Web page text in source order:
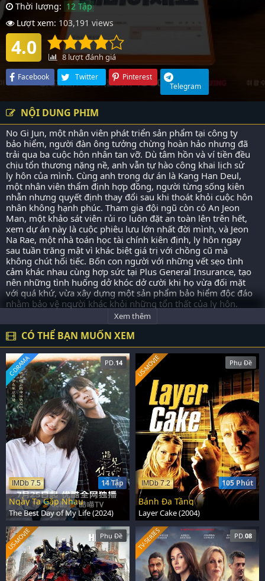
Thời lượng: 12 Tập
Lượt xem: 103,191 views
4.0 8lượt đánh giá
Facebook Twitter
Pinterest
Telegram
NỘI DUNG PHIM
No Gi Jun, một nhân viên phát triển sản phẩm tại công ty
bảo hiểm, người đàn ông tưởng chừng hoàn hảo nhưng đã
trải qua ba cuộc hôn nhân tan vỡ. Dù tâm hồn và ví tiền đều
chịu tổn thương nặng nề, anh vẫn tự hào công khai lịch sử
ly hôn của mình. Cùng anh trong dự án là Kang Han Deul,
một nhân viên thẩm định hợp đồng, người từng sống kiên
nhẫn nhưng quyết định thay đổi sau khi thoát khỏi cuộc hôn
nhân không hạnh phúc. Tham gia đội ngũ còn có An Jeon
Man, một khảo sát viên rủi ro luôn đặt an toàn lên trên hết,
xem dự án này là cuộc phiêu lưu lớn nhất đời mình, và Jeon
Na Rae, một nhà toán học tài chính kiên định, ly hôn ngay
sau tuần trăng mật vì khác biệt giá trị với chồng cũ mà
không chút hối tiếc. Bốn con người với những vết sẹo tình
cảm khác nhau cùng hợp sức tại Plus General Insurance, tạo
nên những tình huống dở khóc dở cười khi họ vừa đối mặt
với quá khứ, vừa xây dựng một sản phẩm bảo hiểm độc đáo
nhằm bảo vệ người khác khỏi những tổn thất của ly hôn.
Xem thêm
CÓ THỂ BẠN MUỐN XEM
PD. 14
14 Tập
IMDb 7.5
C-DRAMA
Ngày Ta Gặp Nhau
The Best Day of My Life (2024)
Phụ Đề
105 Phút
IMDb 7.2
US-MOVIE
Bánh Đa Tầng
Layer Cake (2004)
Phụ Đề
US-MOVIE PD. 08
TV-SERIES